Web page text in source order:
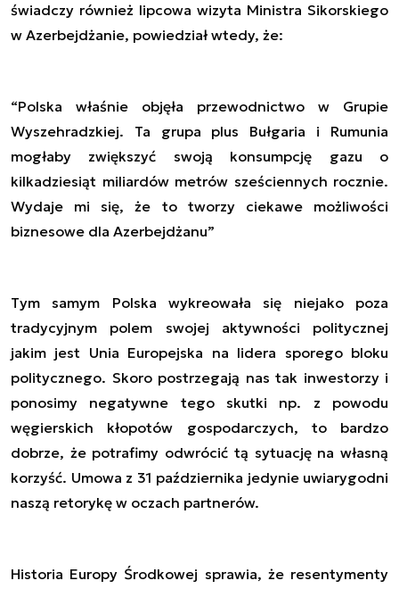
świadczy również lipcowa wizyta Ministra Sikorskiego
w Azerbejdżanie, powiedział wtedy, że:
“Polska właśnie objęła przewodnictwo w Grupie
Wyszehradzkiej. Ta grupa plus Bułgaria i Rumunia
mogłaby zwiększyć swoją konsumpcję gazu o
kilkadziesiąt miliardów metrów sześciennych rocznie.
Wydaje mi się, że to tworzy ciekawe możliwości
biznesowe dla Azerbejdżanu”
Tym samym Polska wykreowała się niejako poza
tradycyjnym polem swojej aktywności politycznej
jakim jest Unia Europejska na lidera sporego bloku
politycznego. Skoro postrzegają nas tak inwestorzy i
ponosimy negatywne tego skutki np. z powodu
węgierskich kłopotów gospodarczych, to bardzo
dobrze, że potrafimy odwrócić tą sytuację na własną
korzyść. Umowa z 31 października jedynie uwiarygodni
naszą retorykę w oczach partnerów.
Historia Europy Środkowej sprawia, że resentymenty